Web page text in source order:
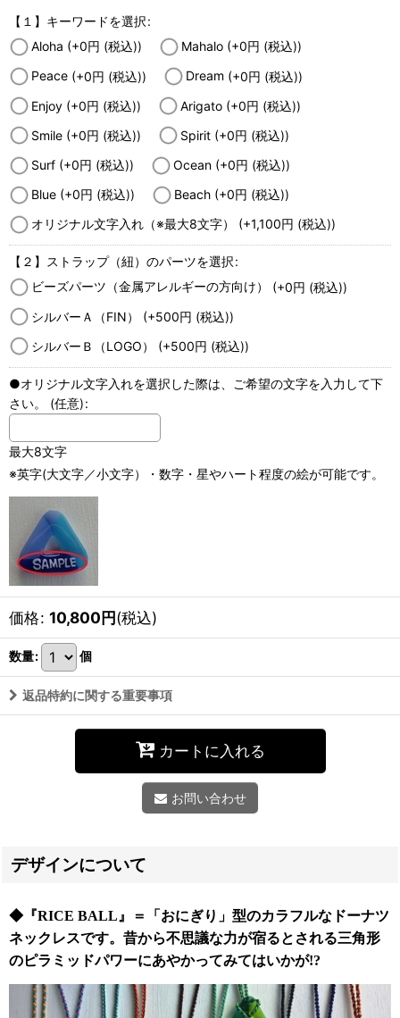
【１】キーワードを選択:
Aloha (+0円 (税込)) Mahalo (+0円 (税込))
Peace (+0円 (税込)) Dream (+0円 (税込))
Enjoy (+0円 (税込)) Arigato (+0円 (税込))
Smile (+0円 (税込)) Spirit (+0円 (税込))
Surf (+0円 (税込)) Ocean (+0円 (税込))
Blue (+0円 (税込)) Beach (+0円 (税込))
オリジナル文字入れ（※最大8文字） (+1,100円 (税込))
【２】ストラップ（紐）のパーツを選択:
ビーズパーツ（金属アレルギーの方向け） (+0円 (税込))
シルバーＡ（FIN） (+500円 (税込))
シルバーＢ（LOGO） (+500円 (税込))
●オリジナル文字入れを選択した際は、ご希望の文字を入力して下
さい。 (任意):
最大8文字
※英字(大文字／小文字）・数字・星やハート程度の絵が可能です。
価格: 10,800円(税込)
数量: 個
返品特約に関する重要事項
カートに入れる
お問い合わせ
デザインについて
◆『RICE BALL 』＝「おにぎり」型のカラフルなドーナツ
ネックレスです。 昔から不思議な力が宿るとされる三角形
のピラミッドパワーにあやかってみてはいかが!?